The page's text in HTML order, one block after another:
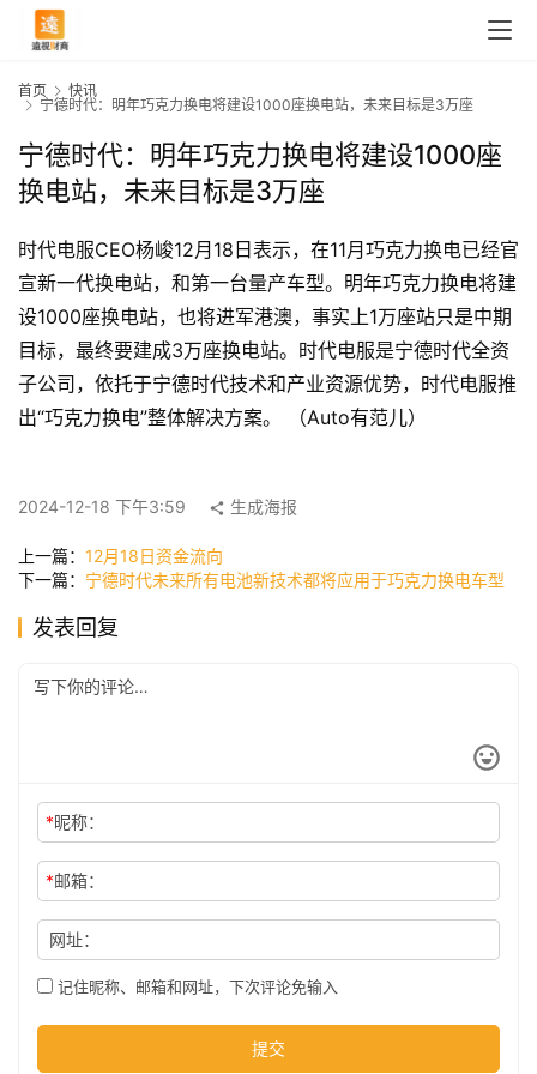
首
页
快
讯
公
首页
快讯
宁德时代：明年巧克力换电将建设1000座换电站，未来目标是3万座
宁德时代：明年巧克力换电将建设1000座
换电站，未来目标是3万座
时代电服CEO杨峻12月18日表示，在11月巧克力换电已经官
宣新一代换电站，和第一台量产车型。明年巧克力换电将建
设1000座换电站，也将进军港澳，事实上1万座站只是中期
目标，最终要建成3万座换电站。时代电服是宁德时代全资
子公司，依托于宁德时代技术和产业资源优势，时代电服推
出“巧克力换电”整体解决方案。 （Auto有范儿）
2024-12-18 下午3:59 生成海报
上一篇： 12月18日资金流向
下一篇： 宁德时代未来所有电池新技术都将应用于巧克力换电车型
发表回复
*昵称：
*邮箱：
网址：
记住昵称、邮箱和网址，下次评论免输入
提交